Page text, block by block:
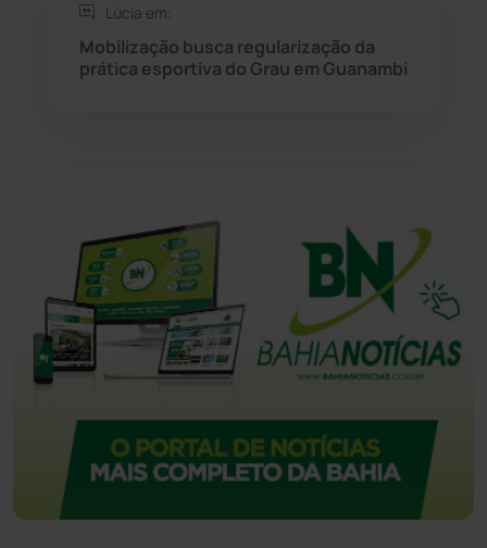
Tecnologia
Lúcia em:
Mobilização busca regularização da
prática esportiva do Grau em Guanambi